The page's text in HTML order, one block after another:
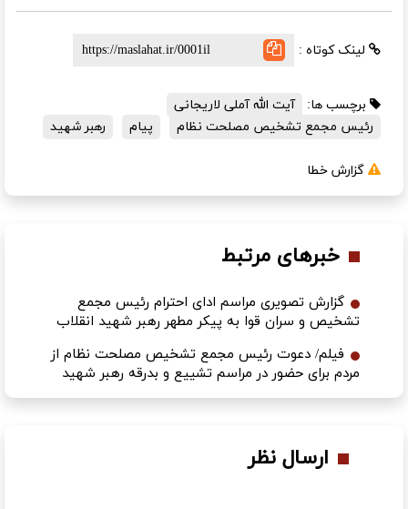
لینک کوتاه :
برچسب ها:
آیت الله آملی لاریجانی
رئیس مجمع تشخیص مصلحت نظام
پیام رهبر شهید
گزارش خطا
خبرهای مرتبط
گزارش تصویری مراسم ادای احترام رئیس مجمع
تشخیص و سران قوا به پیکر مطهر رهبر شهید انقلاب
فیلم/ دعوت رئیس مجمع تشخیص مصلحت نظام از
مردم برای حضور در مراسم تشییع و بدرقه رهبر شهید
ارسال نظر